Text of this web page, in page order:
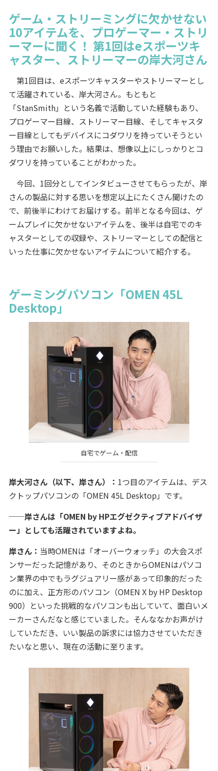
ゲーム・ストリーミングに欠かせない
10アイテムを、プロゲーマー・ストリ
ーマーに聞く！ 第1回はeスポーツキ
ャスター、ストリーマーの岸大河さん
第1回目は、eスポーツキャスターやストリーマーとし
て活躍されている、岸大河さん。もともと
「StanSmith」という名義で活動していた経験もあり、
プロゲーマー目線、ストリーマー目線、そしてキャスタ
ー目線としてもデバイスにコダワリを持っていそうとい
う理由でお願いした。結果は、想像以上にしっかりとコ
ダワリを持っていることがわかった。
今回、1回分としてインタビューさせてもらったが、岸
さんの製品に対する思いを想定以上にたくさん聞けたの
で、前後半にわけてお届けする。前半となる今回は、ゲ
ームプレイに欠かせないアイテムを、後半は自宅でのキ
ャスターとしての収録や、ストリーマーとしての配信と
いった仕事に欠かせないアイテムについて紹介する。
ゲーミングパソコン「OMEN 45L
Desktop」
自宅でゲーム・配信
岸大河さん（以下、岸さん）： 1つ目のアイテムは、デス
クトップパソコンの「OMEN 45L Desktop」です。
──岸さんは「OMEN by HPエグゼクティブアドバイザ
ー」としても活躍されていますよね。
岸さん： 当時OMENは「オーバーウォッチ」の大会スポ
ンサーだった記憶があり、そのときからOMENはパソコ
ン業界の中でもラグジュアリー感があって印象的だった
のに加え、正方形のパソコン（OMEN X by HP Desktop
900）といった挑戦的なパソコンも出していて、面白いメ
ーカーさんだなと感じていました。そんななかお声がけ
していただき、いい製品の訴求には協力させていただき
たいなと思い、現在の活動に至ります。